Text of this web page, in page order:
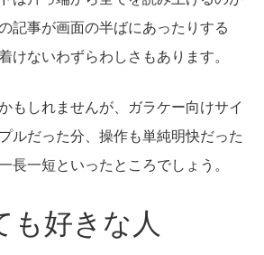
記事が画面の半ばにあったりする
けないわずらわしさもあります。
もしれませんが、ガラケー向けサイ
ルだった分、操作も単純明快だった
長一短といったところでしょう。
も好きな人